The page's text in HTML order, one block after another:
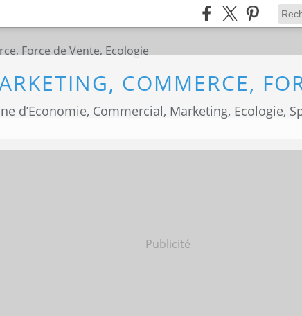
d’Economie, Commercial, Marketing, Ecologie,
Publicité